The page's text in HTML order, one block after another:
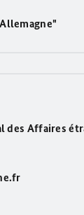
des Affaires